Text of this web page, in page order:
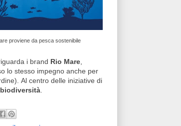
proviene da pesca sostenibile
i brand Rio Mare,
lo stesso impegno anche per
Al centro delle iniziative di
biodiversità.